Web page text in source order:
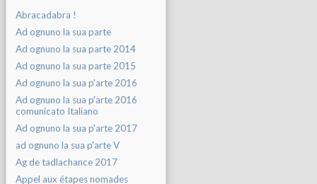
Abracadabra !
Ad ognuno la sua parte
Ad ognuno la sua parte 2014
Ad ognuno la sua parte 2015
Ad ognuno la sua p'arte 2016
Ad ognuno la sua p'arte 2016
comunicato Italiano
Ad ognuno la sua p'arte 2017
ad ognuno la sua p'arte V
Ag de tadlachance 2017
Appel aux étapes nomades